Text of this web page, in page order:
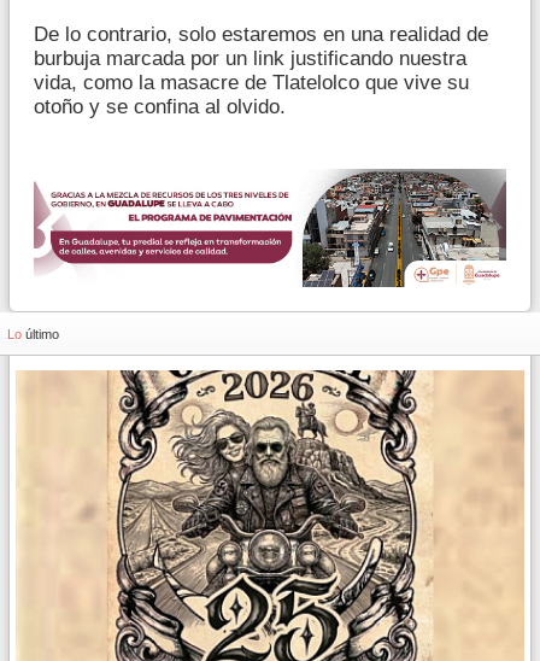
De lo contrario, solo estaremos en una realidad de
burbuja marcada por un link justificando nuestra
vida, como la masacre de Tlatelolco que vive su
otoño y se confina al olvido.
Lo último